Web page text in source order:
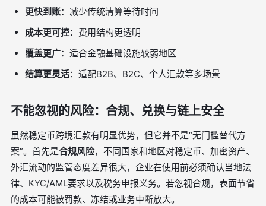
更快到账：减少传统清算等待时间
成本更可控：费用结构更透明
覆盖更广：适合金融基础设施较弱地区
结算更灵活：适配B2B、B2C、个人汇款等多场景
不能忽视的风险：合规、兑换与链上安全
虽然稳定币跨境汇款有明显优势，但它并不是“无门槛替代方
案”。首先是合规风险，不同国家和地区对稳定币、加密资产、
外汇流动的监管态度差异很大，企业在使用前必须确认当地法
律、KYC/AML要求以及税务申报义务。若忽视合规，表面节省
的成本可能被罚款、冻结或业务中断放大。